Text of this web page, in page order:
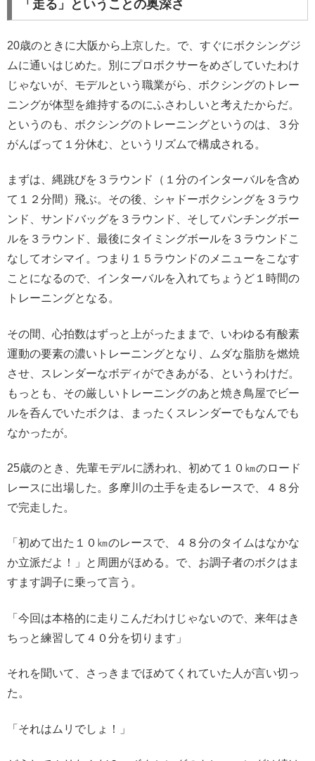
「走る」ということの奥深さ
20歳のときに大阪から上京した。で、すぐにボクシングジ
ムに通いはじめた。別にプロボクサーをめざしていたわけ
じゃないが、モデルという職業がら、ボクシングのトレー
ニングが体型を維持するのにふさわしいと考えたからだ。
というのも、ボクシングのトレーニングというのは、３分
がんばって１分休む、というリズムで構成される。
まずは、縄跳びを３ラウンド（１分のインターバルを含め
て１２分間）飛ぶ。その後、シャドーボクシングを３ラウ
ンド、サンドバッグを３ラウンド、そしてパンチングボー
ルを３ラウンド、最後にタイミングボールを３ラウンドこ
なしてオシマイ。つまり１５ラウンドのメニューをこなす
ことになるので、インターバルを入れてちょうど１時間の
トレーニングとなる。
その間、心拍数はずっと上がったままで、いわゆる有酸素
運動の要素の濃いトレーニングとなり、ムダな脂肪を燃焼
させ、スレンダーなボディができあがる、というわけだ。
もっとも、その厳しいトレーニングのあと焼き鳥屋でビー
ルを呑んでいたボクは、まったくスレンダーでもなんでも
なかったが。
25歳のとき、先輩モデルに誘われ、初めて１０㎞のロード
レースに出場した。多摩川の土手を走るレースで、４８分
で完走した。
「初めて出た１０㎞のレースで、４８分のタイムはなかな
か立派だよ！」と周囲がほめる。で、お調子者のボクはま
すます調子に乗って言う。
「今回は本格的に走りこんだわけじゃないので、来年はき
ちっと練習して４０分を切ります」
それを聞いて、さっきまでほめてくれていた人が言い切っ
た。
「それはムリでしょ！」